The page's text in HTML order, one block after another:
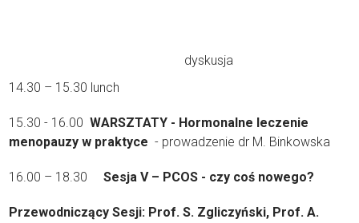
dyskusja
14.30 – 15.30 lunch
15.30 - 16.00WARSZTATY - Hormonalne leczenie
menopauzy w praktyce - prowadzenie dr M. Binkowska
16.00 – 18.30Sesja V – PCOS - czy coś nowego?
Przewodniczący Sesji: Prof. S. Zgliczyński, Prof. A.